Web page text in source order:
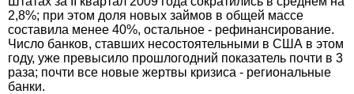
2,8%; при этом доля новых займов в общей массе
составила менее 40%, остальное - рефинансирование.
Число банков, ставших несостоятельными в США в этом
году, уже превысило прошлогодний показатель почти в 3
раза; почти все новые жертвы кризиса - региональные
банки.